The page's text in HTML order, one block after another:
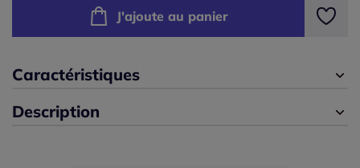
En stock
105 -En stock
110 -En stock
J'ajoute au panier
Caractéristiques
Description